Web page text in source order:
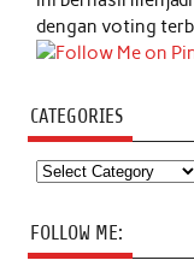
dengan voting
CATEGORIES
Categories
FOLLOW ME: